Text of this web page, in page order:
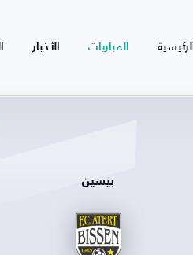
الرئيسية المباريات الأخبار
بيسين